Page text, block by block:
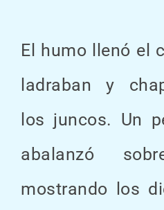
El humo llenó el
ladraban y
los juncos. Un
abalanzó
mostrando los